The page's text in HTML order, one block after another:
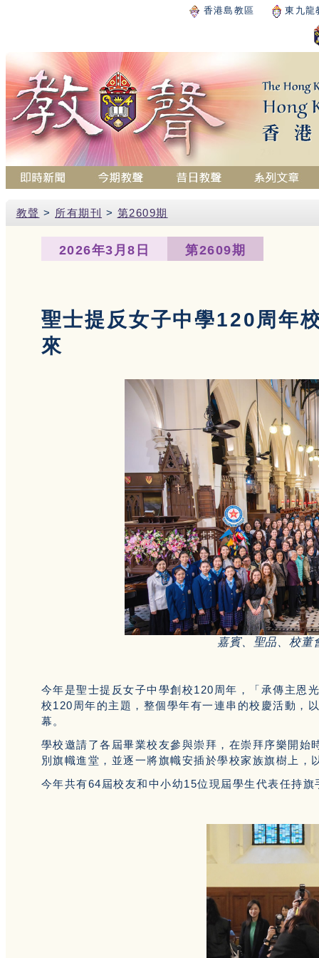
香港島教區 東九龍
教聲 > 所有期刊 > 第2609期
2026年3月8日 第2609期
聖士提反女子中學120周年
來
嘉賓、聖品、校董
今年是聖士提反女子中學創校120周年，「承傳主
校120周年的主題，整個學年有一連串的校慶活動，
幕。
學校邀請了各屆畢業校友參與崇拜，在崇拜序樂開
別旗幟進堂，並逐一將旗幟安插於學校家族旗樹上
今年共有64屆校友和中小幼15位現屆學生代表任持